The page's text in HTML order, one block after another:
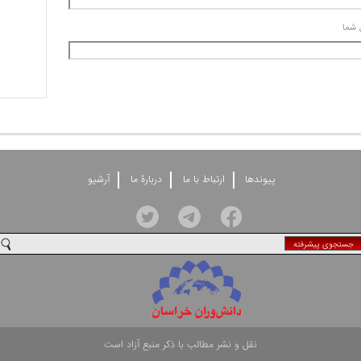
شما
پيوندها ارتباط با ما دربارۀ ما آرشيو
جستجوی پيشرفته
نقل و نشر مطالب با ذکر منبع آزاد است